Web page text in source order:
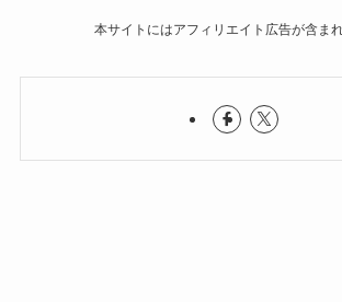
本サイトにはアフィリエイト広告が含ま